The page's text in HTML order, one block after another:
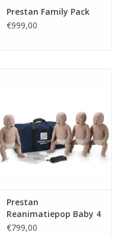
Prestan Family Pack
€999,00
Prestan
Reanimatiepop Baby 4
stuks
€799,00